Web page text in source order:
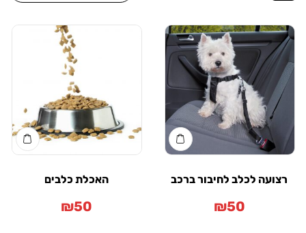
רצועה לכלב לחיבור ברכב
₪50
האכלת כלבים
₪50